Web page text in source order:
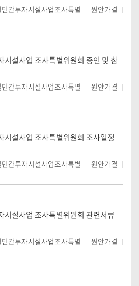
간투자시설사업조사특별
원안가결
시설사업 조사특별위원회 증인 및 참
간투자시설사업조사특별
원안가결
시설사업 조사특별위원회 조사일정
간투자시설사업조사특별
원안가결
시설사업 조사특별위원회 관련서류
간투자시설사업조사특별
원안가결